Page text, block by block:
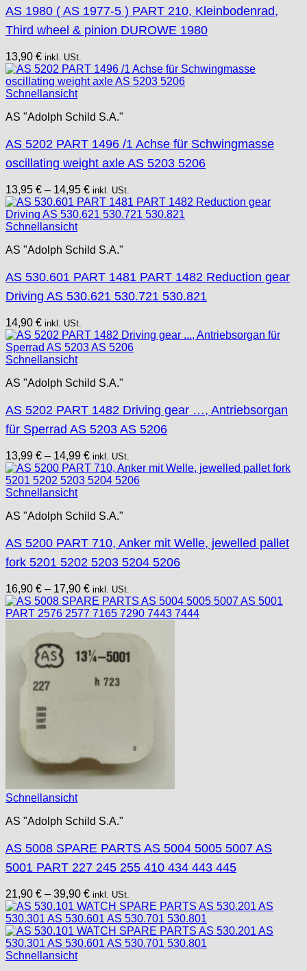
AS 1980 ( AS 1977-5 ) PART 210, Kleinbodenrad,
Third wheel & pinion DUROWE 1980
13,90 € inkl. USt.
Schnellansicht
AS "Adolph Schild S.A."
AS 5202 PART 1496 /1 Achse für Schwingmasse
oscillating weight axle AS 5203 5206
13,95 € – 14,95 € inkl. USt.
Schnellansicht
AS "Adolph Schild S.A."
AS 530.601 PART 1481 PART 1482 Reduction gear
Driving AS 530.621 530.721 530.821
14,90 € inkl. USt.
Schnellansicht
AS "Adolph Schild S.A."
AS 5202 PART 1482 Driving gear …, Antriebsorgan
für Sperrad AS 5203 AS 5206
13,99 € – 14,99 € inkl. USt.
Schnellansicht
AS "Adolph Schild S.A."
AS 5200 PART 710, Anker mit Welle, jewelled pallet
fork 5201 5202 5203 5204 5206
16,90 € – 17,90 € inkl. USt.
Schnellansicht
AS "Adolph Schild S.A."
AS 5008 SPARE PARTS AS 5004 5005 5007 AS
5001 PART 227 245 255 410 434 443 445
21,90 € – 39,90 € inkl. USt.
Schnellansicht